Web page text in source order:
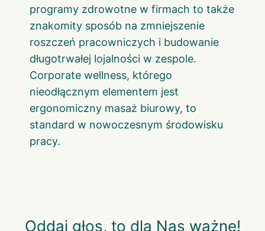
programy zdrowotne w firmach to także
znakomity sposób na zmniejszenie
roszczeń pracowniczych i budowanie
długotrwałej lojalności w zespole.
Corporate wellness, którego
nieodłącznym elementem jest
ergonomiczny masaż biurowy, to
standard w nowoczesnym środowisku
pracy.
Oddaj głos, to dla Nas ważne!